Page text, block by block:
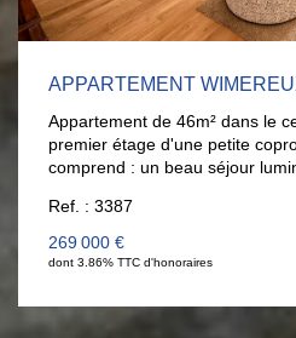
APPARTEMENT
Appartement de 46m² dans le
premier étage d'une petite
comprend : un beau séjour
Séjour exposé Ouest. Pour plus
pouvez contacter Justine
Ref. : 3387
269 000 €
dont 3.86% TTC d'honoraires